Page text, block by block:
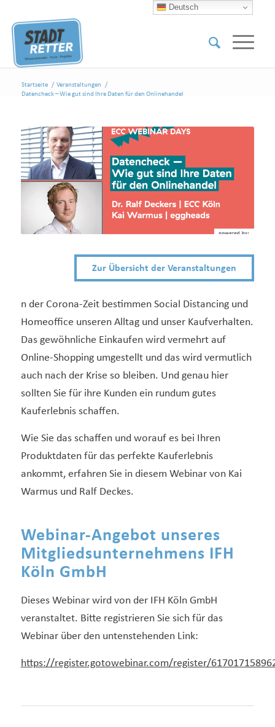
Startseite / Veranstaltungen
/
Datencheck – Wie gut sind Ihre Daten für den Onlinehandel
Zur Übersicht der Veranstaltungen
n der Corona-Zeit bestimmen Social Distancing und
Homeoffice unseren Alltag und unser Kaufverhalten.
Das gewöhnliche Einkaufen wird vermehrt auf
Online-Shopping umgestellt und das wird vermutlich
auch nach der Krise so bleiben. Und genau hier
sollten Sie für ihre Kunden ein rundum gutes
Kauferlebnis schaffen.
Wie Sie das schaffen und worauf es bei Ihren
Produktdaten für das perfekte Kauferlebnis
ankommt, erfahren Sie in diesem Webinar von Kai
Warmus und Ralf Deckes.
Webinar-Angebot unseres
Mitgliedsunternehmens IFH
Köln GmbH
Dieses Webinar wird von der IFH Köln GmbH
veranstaltet. Bitte registrieren Sie sich für das
Webinar über den untenstehenden Link:
https://register.gotowebinar.com/register/
Deutsch